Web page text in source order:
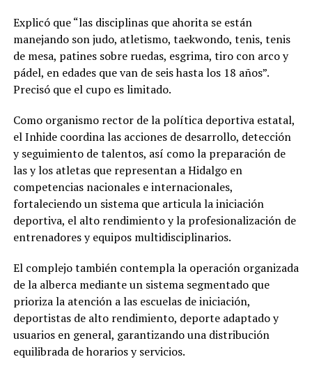
Explicó que “las disciplinas que ahorita se están
manejando son judo, atletismo, taekwondo, tenis, tenis
de mesa, patines sobre ruedas, esgrima, tiro con arco y
pádel, en edades que van de seis hasta los 18 años”.
Precisó que el cupo es limitado.
Como organismo rector de la política deportiva estatal,
el Inhide coordina las acciones de desarrollo, detección
y seguimiento de talentos, así como la preparación de
las y los atletas que representan a Hidalgo en
competencias nacionales e internacionales,
fortaleciendo un sistema que articula la iniciación
deportiva, el alto rendimiento y la profesionalización de
entrenadores y equipos multidisciplinarios.
El complejo también contempla la operación organizada
de la alberca mediante un sistema segmentado que
prioriza la atención a las escuelas de iniciación,
deportistas de alto rendimiento, deporte adaptado y
usuarios en general, garantizando una distribución
equilibrada de horarios y servicios.